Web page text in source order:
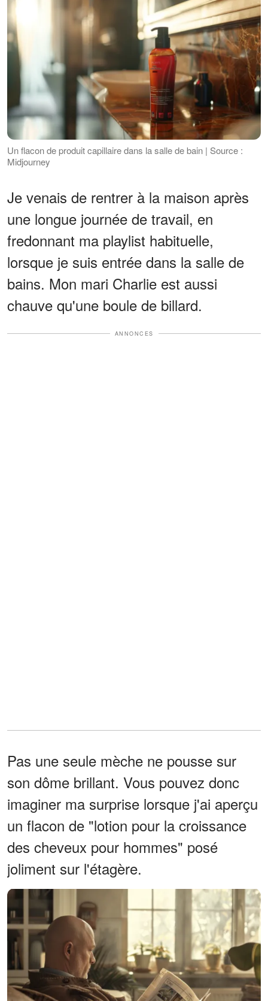
Un flacon de produit capillaire dans la salle de bain | Source :
Midjourney
Je venais de rentrer à la maison après
une longue journée de travail, en
fredonnant ma playlist habituelle,
lorsque je suis entrée dans la salle de
bains. Mon mari Charlie est aussi
chauve qu'une boule de billard.
ANNONCES
Pas une seule mèche ne pousse sur
son dôme brillant. Vous pouvez donc
imaginer ma surprise lorsque j'ai aperçu
un flacon de "lotion pour la croissance
des cheveux pour hommes" posé
joliment sur l'étagère.